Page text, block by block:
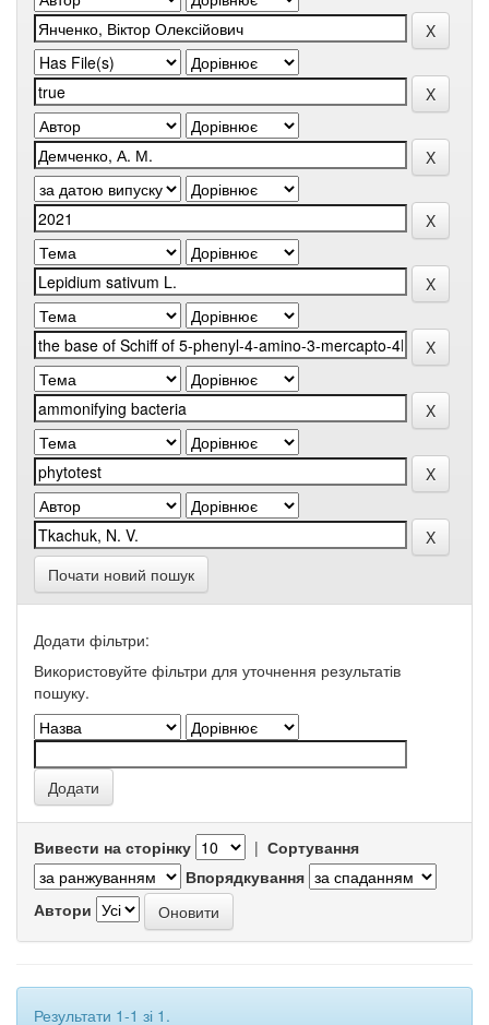
Почати новий пошук
Додати фільтри:
Використовуйте фільтри для уточнення результатів
пошуку.
Вивести на сторінку | Сортування
Впорядкування
Автори
Результати 1-1 зі 1.